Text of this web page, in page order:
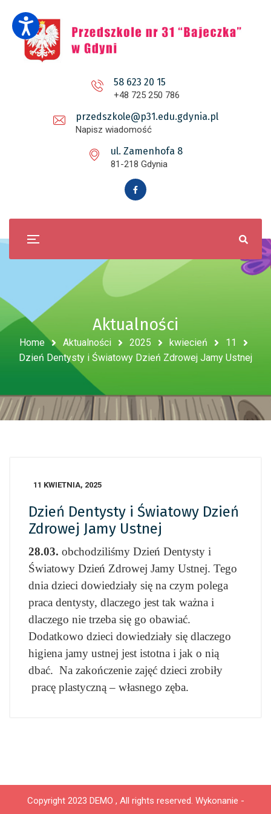
58 623 20 15
+48 725 250 786
przedszkole@p31.edu.gdynia.pl
Napisz wiadomość
ul. Zamenhofa 8
81-218 Gdynia
Aktualności
Home Aktualności 2025 kwiecień
11
Dzień Dentysty i Światowy Dzień Zdrowej Jamy Ustnej
11 KWIETNIA, 2025
Dzień Dentysty i Światowy Dzień
Zdrowej Jamy Ustnej
28.03. obchodziliśmy Dzień Dentysty i
Światowy Dzień Zdrowej Jamy Ustnej. Tego
dnia dzieci dowiedziały się na czym polega
praca dentysty, dlaczego jest tak ważna i
dlaczego nie trzeba się go obawiać.
Dodatkowo dzieci dowiedziały się dlaczego
higiena jamy ustnej jest istotna i jak o nią
dbać. Na zakończenie zajęć dzieci zrobiły
pracę plastyczną – własnego zęba.
Copyright 2023 DEMO , All rights reserved. Wykonanie -